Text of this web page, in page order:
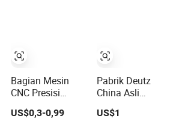
Bagian Mesin
CNC Presisi
Kustom
Kuningan
US$0,3-0,99
Pabrik Deutz
China Asli
Bf4m1013
Bf4m1013c
US$1